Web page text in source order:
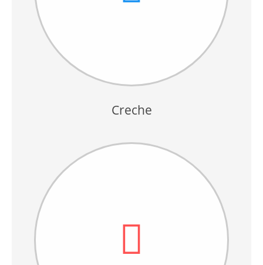
Creche